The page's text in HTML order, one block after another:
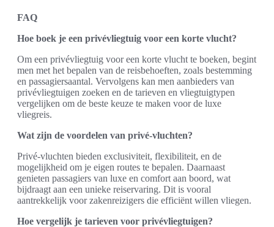
FAQ
Hoe boek je een privévliegtuig voor een korte vlucht?
Om een privévliegtuig voor een korte vlucht te boeken, begint
men met het bepalen van de reisbehoeften, zoals bestemming
en passagiersaantal. Vervolgens kan men aanbieders van
privévliegtuigen zoeken en de tarieven en vliegtuigtypen
vergelijken om de beste keuze te maken voor de luxe
vliegreis.
Wat zijn de voordelen van privé-vluchten?
Privé-vluchten bieden exclusiviteit, flexibiliteit, en de
mogelijkheid om je eigen routes te bepalen. Daarnaast
genieten passagiers van luxe en comfort aan boord, wat
bijdraagt aan een unieke reiservaring. Dit is vooral
aantrekkelijk voor zakenreizigers die efficiënt willen vliegen.
Hoe vergelijk je tarieven voor privévliegtuigen?